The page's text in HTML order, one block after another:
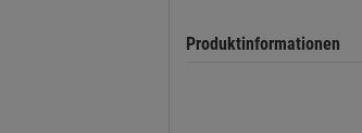
Produktinformationen